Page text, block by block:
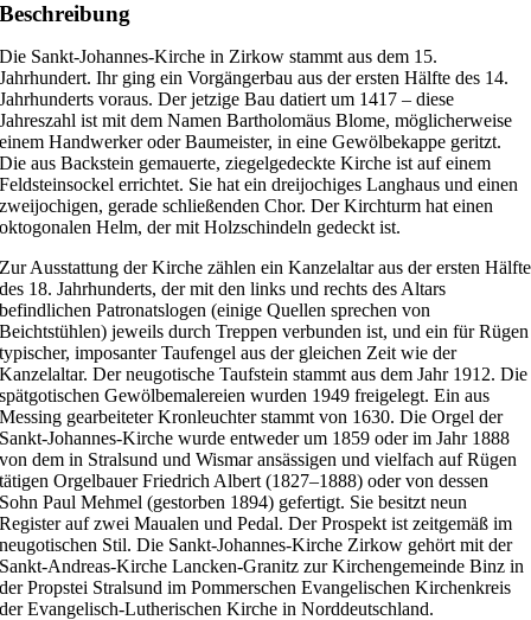
Beschreibung
Die Sankt-Johannes-Kirche in Zirkow stammt aus dem 15.
Jahrhundert. Ihr ging ein Vorgängerbau aus der ersten Hälfte des 14.
Jahrhunderts voraus. Der jetzige Bau datiert um 1417 – diese
Jahreszahl ist mit dem Namen Bartholomäus Blome, möglicherweise
einem Handwerker oder Baumeister, in eine Gewölbekappe geritzt.
Die aus Backstein gemauerte, ziegelgedeckte Kirche ist auf einem
Feldsteinsockel errichtet. Sie hat ein dreijochiges Langhaus und einen
zweijochigen, gerade schließenden Chor. Der Kirchturm hat einen
oktogonalen Helm, der mit Holzschindeln gedeckt ist.
Zur Ausstattung der Kirche zählen ein Kanzelaltar aus der ersten Hälfte
des 18. Jahrhunderts, der mit den links und rechts des Altars
befindlichen Patronatslogen (einige Quellen sprechen von
Beichtstühlen) jeweils durch Treppen verbunden ist, und ein für Rügen
typischer, imposanter Taufengel aus der gleichen Zeit wie der
Kanzelaltar. Der neugotische Taufstein stammt aus dem Jahr 1912. Die
spätgotischen Gewölbemalereien wurden 1949 freigelegt. Ein aus
Messing gearbeiteter Kronleuchter stammt von 1630. Die Orgel der
Sankt-Johannes-Kirche wurde entweder um 1859 oder im Jahr 1888
von dem in Stralsund und Wismar ansässigen und vielfach auf Rügen
tätigen Orgelbauer Friedrich Albert (1827–1888) oder von dessen
Sohn Paul Mehmel (gestorben 1894) gefertigt. Sie besitzt neun
Register auf zwei Maualen und Pedal. Der Prospekt ist zeitgemäß im
neugotischen Stil. Die Sankt-Johannes-Kirche Zirkow gehört mit der
Sankt-Andreas-Kirche Lancken-Granitz zur Kirchengemeinde Binz in
der Propstei Stralsund im Pommerschen Evangelischen Kirchenkreis
der Evangelisch-Lutherischen Kirche in Norddeutschland.